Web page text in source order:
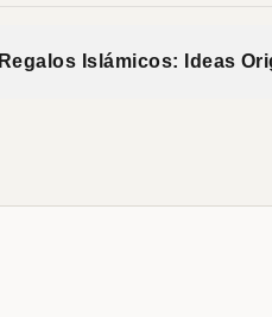
Regalos Islámicos: Ideas